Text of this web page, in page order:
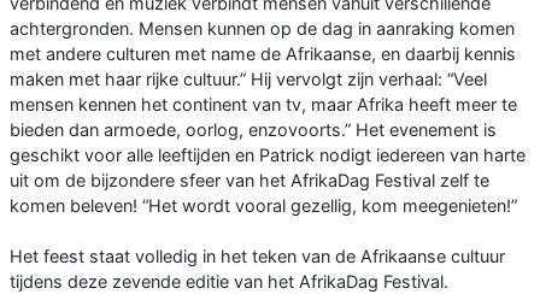
achtergronden. Mensen kunnen op de dag in aanraking komen
met andere culturen met name de Afrikaanse, en daarbij kennis
maken met haar rijke cultuur.” Hij vervolgt zijn verhaal: “Veel
mensen kennen het continent van tv, maar Afrika heeft meer te
bieden dan armoede, oorlog, enzovoorts.” Het evenement is
geschikt voor alle leeftijden en Patrick nodigt iedereen van harte
uit om de bijzondere sfeer van het AfrikaDag Festival zelf te
komen beleven! “Het wordt vooral gezellig, kom meegenieten!”
Het feest staat volledig in het teken van de Afrikaanse cultuur
tijdens deze zevende editie van het AfrikaDag Festival.